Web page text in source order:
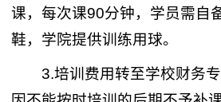
课，每次课90分钟，学员需自
鞋，学院提供训练用球。
3.培训费用转至学校财务